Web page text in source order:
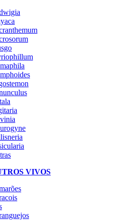
VIVOS